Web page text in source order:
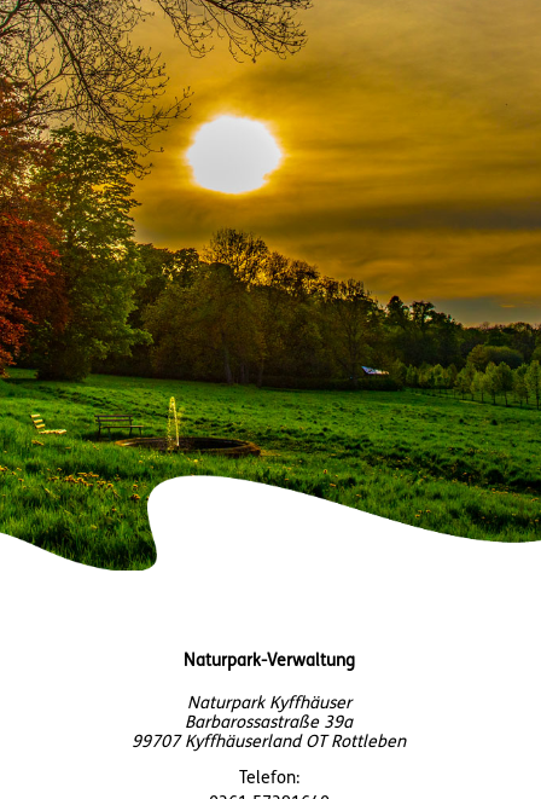
Naturpark-Verwaltung
Naturpark Kyffhäuser
Barbarossastraße 39a
99707 Kyffhäuserland OT Rottleben
Telefon: